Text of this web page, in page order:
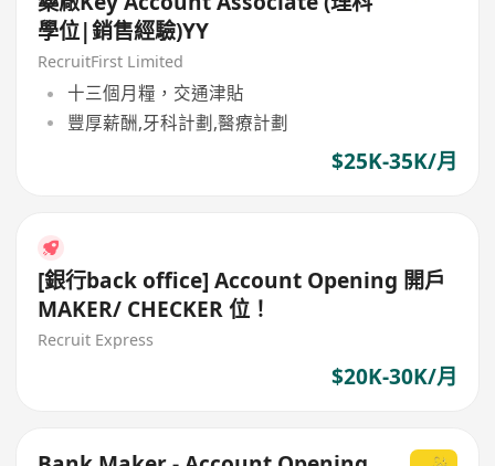
學位|銷售經驗)YY
RecruitFirst Limited
十三個月糧，交通津貼
豐厚薪酬,牙科計劃,醫療計劃
$25K-35K/月
[銀行back office] Account Opening 開戶
MAKER/ CHECKER 位！
Recruit Express
$20K-30K/月